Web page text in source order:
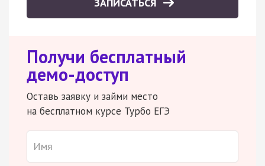
Получи бесплатный
демо-доступ
Оставь заявку и займи место
на бесплатном курсе Турбо ЕГЭ